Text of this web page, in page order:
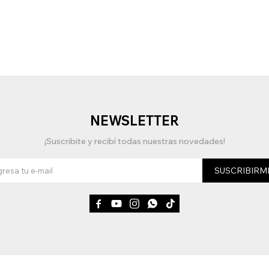
NEWSLETTER
¡Suscribite y recibí todas nuestras novedades!
    